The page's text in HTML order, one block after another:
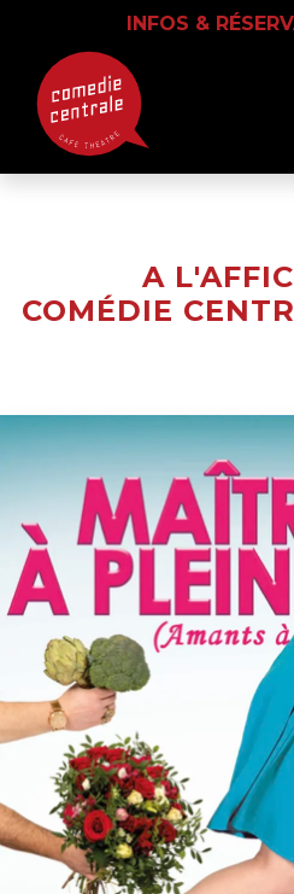
INFOS &
A
COMÉDIE